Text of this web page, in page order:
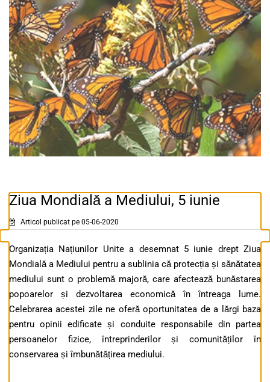
Ziua Mondială a Mediului, 5 iunie
Articol publicat pe 05-06-2020
Organizația Națiunilor Unite a desemnat 5 iunie drept Ziua
Mondială a Mediului pentru a sublinia că protecția și sănătatea
mediului sunt o problemă majoră, care afectează bunăstarea
popoarelor și dezvoltarea economică în întreaga lume.
Celebrarea acestei zile ne oferă oportunitatea de a lărgi baza
pentru opinii edificate și conduite responsabile din partea
persoanelor fizice, întreprinderilor și comunităților în
conservarea și îmbunătățirea mediului.